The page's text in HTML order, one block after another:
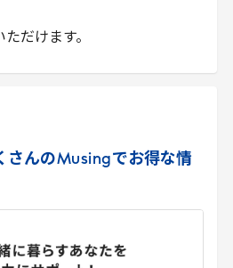
だけます。
さんのMusingでお得な情